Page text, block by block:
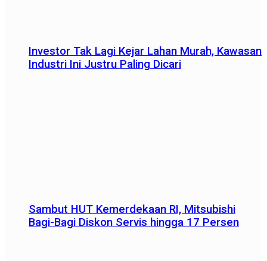
Investor Tak Lagi Kejar Lahan Murah, Kawasan
Industri Ini Justru Paling Dicari
Sambut HUT Kemerdekaan RI, Mitsubishi
Bagi-Bagi Diskon Servis hingga 17 Persen